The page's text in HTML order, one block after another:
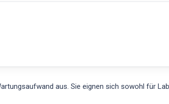
aus. Sie eignen sich sowohl für